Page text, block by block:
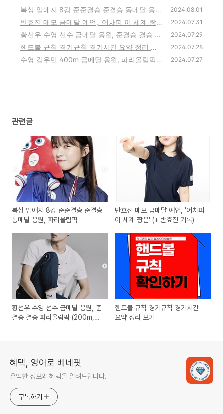
복싱 임애지 8강 준준결승 준결승 동메달 응
원, 파리올림픽
(0)
2024.08.01
반효진 메모 금메달 예언, '어차피 이 세계 짱
은' (+ 반효진 기록)
(0)
2024.07.31
황선우 수영 선수 금메달 응원, 준결승 결승 파
리올림픽 (200m, 100m)
(0)
2024.07.29
핸드볼 규칙 경기규칙 경기시간 요약 정리 보
기
(0)
2024.07.28
수영 김우민 400m 금메달 응원, 파리올림픽
2024.07.27
관련글
복싱 임애지 8강 준준결승 준결승
동메달 응원, 파리올림픽
반효진 메모 금메달 예언, '어차피
이 세계 짱은' (+ 반효진 기록)
황선우 수영 선수 금메달 응원, 준
결승 결승 파리올림픽 (200m,
핸드볼 규칙 경기규칙 경기시간
요약 정리 보기
혜택, 영어로 베네핏
유익한 정보와 혜택을 알려드립니다.
구독하기